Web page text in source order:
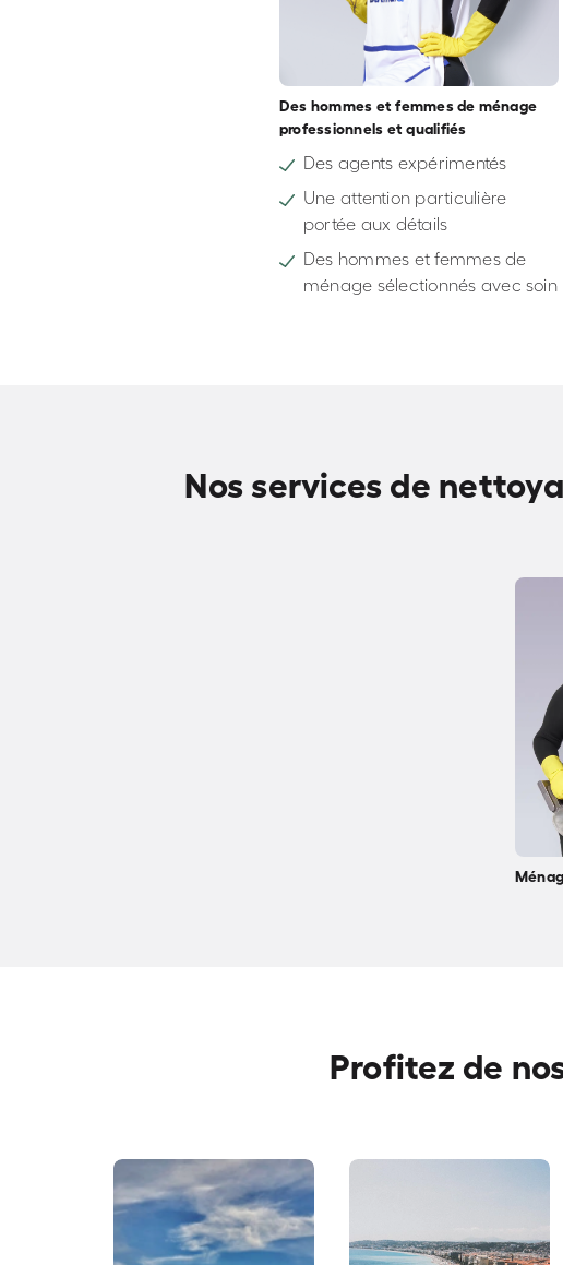
Des hommes et femmes de ménage
professionnels et qualifiés
Des agents expérimentés
Une attention particulière
portée aux détails
Des hommes et femmes de
ménage sélectionnés avec soin
Nos services de
Profitez de